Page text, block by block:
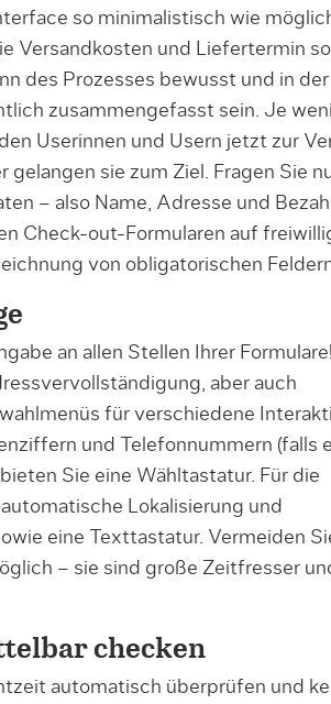
so minimalistisch wie
Versandkosten und Liefertermin
des Prozesses bewusst und in der
zusammengefasst sein. Je
Userinnen und Usern jetzt zur
sie zum Ziel. Fragen Sie
– also Name, Adresse und
Check-out-Formularen auf
von obligatorischen
an allen Stellen Ihrer
aber auch
für verschiedene
und Telefonnummern (falls
Sie eine Wähltastatur. Für die
Lokalisierung und
eine Texttastatur. Vermeiden
– sie sind große Zeitfresser
checken
automatisch überprüfen und